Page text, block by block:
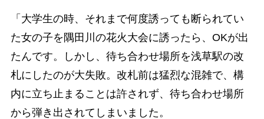
「大学生の時、それまで何度誘っても断られてい
た女の子を隅田川の花火大会に誘ったら、OKが出
たんです。しかし、待ち合わせ場所を浅草駅の改
札にしたのが大失敗。改札前は猛烈な混雑で、構
内に立ち止まることは許されず、待ち合わせ場所
から弾き出されてしまいました。